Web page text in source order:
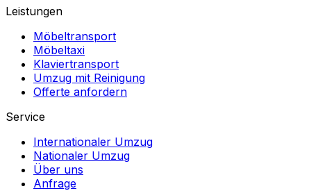
Leistungen
Möbeltransport
Möbeltaxi
Klaviertransport
Umzug mit Reinigung
Offerte anfordern
Service
Internationaler Umzug
Nationaler Umzug
Über uns
Anfrage